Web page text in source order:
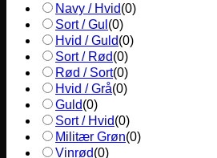
Navy / Hvid(0)
Sort / Gul (0)
Hvid / Guld(0)
Sort / Rød(0)
Rød / Sort(0)
Hvid / Grå(0)
Guld(0)
Sort / Hvid(0)
Militær Grøn(0)
Vinrød(0)